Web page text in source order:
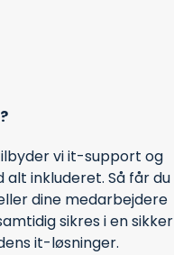
vi it-support og
inkluderet. Så får du
dine medarbejdere
sikres i en sikker
it-løsninger.